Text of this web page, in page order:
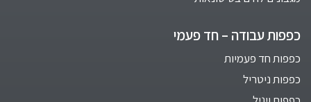
כפפות עבודה – חד פעמי
כפפות חד פעמיות
כפפות ניטריל